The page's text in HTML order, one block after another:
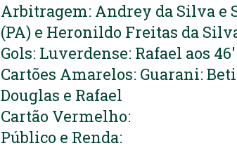
Arbitragem: Andrey da Silva e
(PA) e Heronildo Freitas da
Gols: Luverdense: Rafael aos
Cartões Amarelos: Guarani:
Douglas e Rafael
Cartão Vermelho:
Público e Renda: